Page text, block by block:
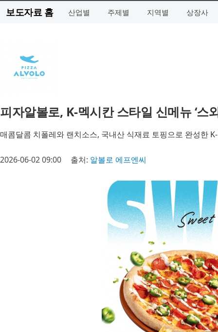
보도자료 홈 산업별 주제별 지역별 상장사
피자알볼로, K-멕시칸 스타일 신메뉴 ‘스
매콤달콤 치폴레와 랜치소스, 국내산 식재료 토핑으로 완성한
2026-06-02 09:00 출처: 알볼로 에프엔씨